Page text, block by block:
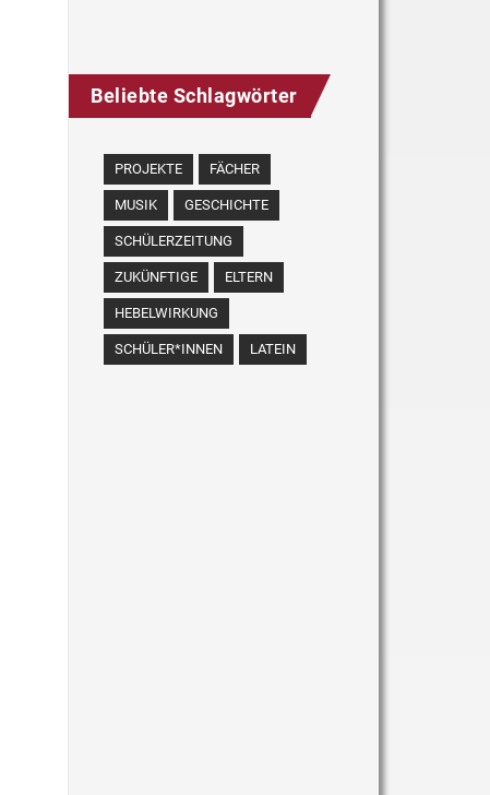
Beliebte Schlagwörter
PROJEKTE FÄCHER
MUSIK GESCHICHTE
SCHÜLERZEITUNG
ZUKÜNFTIGE ELTERN
HEBELWIRKUNG
SCHÜLER*INNEN LATEIN